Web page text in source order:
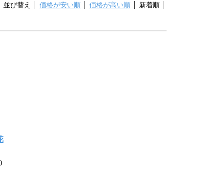
並び替え 価格が安い順 価格が高い順 新着順